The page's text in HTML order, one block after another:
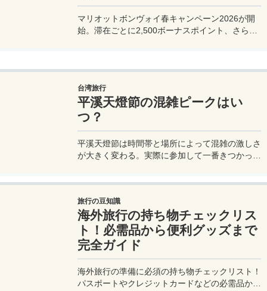
マリオットボンヴォイ春キャンペーン2026が開
始。滞在ごとに2,500ボーナスポイント、さらに
台湾旅行
平溪天燈節の混雑ピークはい
つ？
平溪天燈節は時間帯と場所によって混雑の激しさ
が大きく変わる。実際に参加して一番きつかった
旅行の豆知識
海外旅行の持ち物チェックリス
ト！必需品から便利グッズまで
完全ガイド
海外旅行の準備に必須の持ち物チェックリスト！
パスポートやクレジットカードなどの必需品か